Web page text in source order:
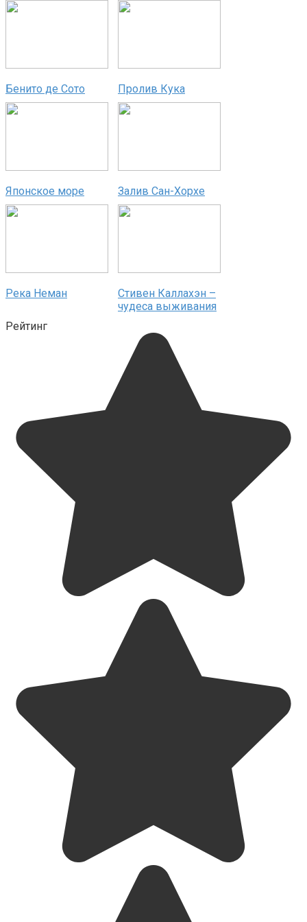
Бенито де Сото Пролив Кука
Японское море Залив Сан-Хорхе
Река Неман
Стивен Каллахэн –
чудеса выживания
Рейтинг